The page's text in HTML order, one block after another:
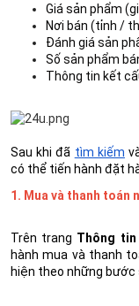
Giá sản phẩm
Nơi bán (tỉnh /
Đánh giá sản
Số sản phẩm
Thông tin kết
Sau khi đã tìm kiếm
có thể tiến hành đặt
1. Mua và thanh toán
Trên trang Thông tin
hành mua và thanh
hiện theo những bước